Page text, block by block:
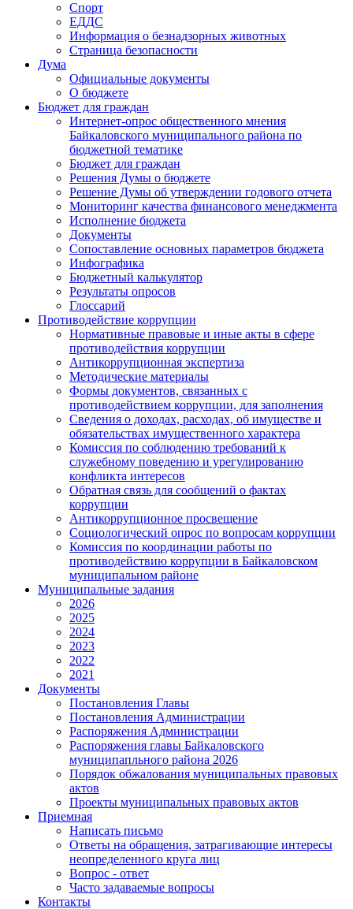
Спорт
ЕДДС
Информация о безнадзорных животных
Страница безопасности
Дума
Официальные документы
О бюджете
Бюджет для граждан
Интернет-опрос общественного мнения
Байкаловского муниципального района по
бюджетной тематике
Бюджет для граждан
Решения Думы о бюджете
Решение Думы об утверждении годового отчета
Мониторинг качества финансового менеджмента
Исполнение бюджета
Документы
Сопоставление основных параметров бюджета
Инфографика
Бюджетный калькулятор
Результаты опросов
Глоссарий
Противодействие коррупции
Нормативные правовые и иные акты в сфере
противодействия коррупции
Антикоррупционная экспертиза
Методические материалы
Формы документов, связанных с
противодействием коррупции, для заполнения
Сведения о доходах, расходах, об имуществе и
обязательствах имущественного характера
Комиссия по соблюдению требований к
служебному поведению и урегулированию
конфликта интересов
Обратная связь для сообщений о фактах
коррупции
Антикоррупционное просвещение
Социологический опрос по вопросам коррупции
Комиссия по координации работы по
противодействию коррупции в Байкаловском
муниципальном районе
Муниципальные задания
2026
2025
2024
2023
2022
2021
Документы
Постановления Главы
Постановления Администрации
Распоряжения Администрации
Распоряжения главы Байкаловского
муниципапльного района 2026
Порядок обжалования муниципальных правовых
актов
Проекты муниципальных правовых актов
Приемная
Написать письмо
Ответы на обращения, затрагивающие интересы
неопределенного круга лиц
Вопрос - ответ
Часто задаваемые вопросы
Контакты